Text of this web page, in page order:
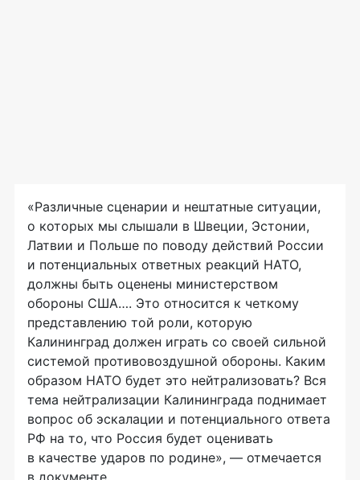
«Различные сценарии и нештатные ситуации,
о которых мы слышали в Швеции, Эстонии,
Латвии и Польше по поводу действий России
и потенциальных ответных реакций НАТО,
должны быть оценены министерством
обороны США…. Это относится к четкому
представлению той роли, которую
Калининград должен играть со своей сильной
системой противовоздушной обороны. Каким
образом НАТО будет это нейтрализовать? Вся
тема нейтрализации Калининграда поднимает
вопрос об эскалации и потенциального ответа
РФ на то, что Россия будет оценивать
в качестве ударов по родине», — отмечается